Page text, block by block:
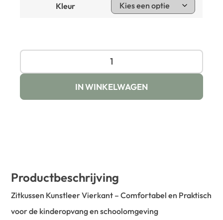
Kleur
IN WINKELWAGEN
Productbeschrijving
Zitkussen Kunstleer Vierkant – Comfortabel en Praktisch
voor de kinderopvang en schoolomgeving